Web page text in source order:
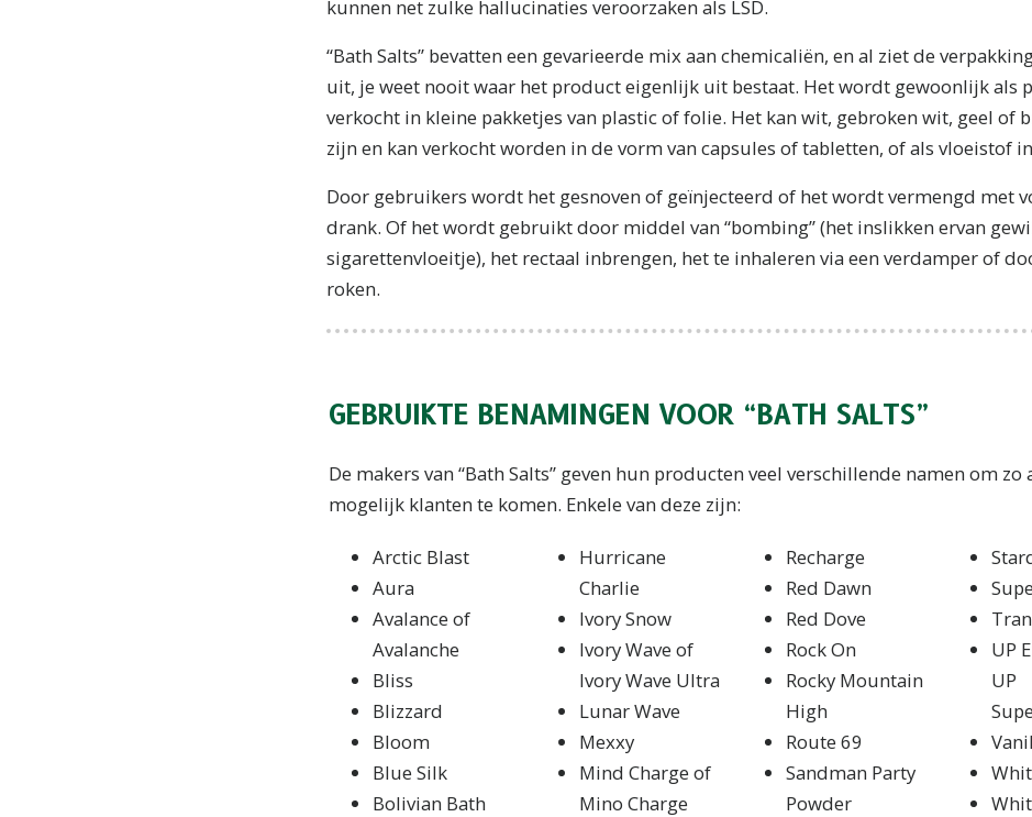
kunnen net zulke hallucinaties veroorzaken als LSD.
“Bath Salts” bevatten een gevarieerde mix aan chemicaliën, en al ziet de
uit, je weet nooit waar het product eigenlijk uit bestaat. Het wordt gewoonlijk als
verkocht in kleine pakketjes van plastic of folie. Het kan wit, gebroken wit, geel of
zijn en kan verkocht worden in de vorm van capsules of tabletten, of als vloeistof
Door gebruikers wordt het gesnoven of geïnjecteerd of het wordt vermengd met
drank. Of het wordt gebruikt door middel van “bombing” (het inslikken ervan
sigarettenvloeitje), het rectaal inbrengen, het te inhaleren via een verdamper of
roken.
GEBRUIKTE BENAMINGEN VOOR “BATH SALTS”
De makers van “Bath Salts” geven hun producten veel verschillende namen om zo
mogelijk klanten te komen. Enkele van deze zijn:
Arctic Blast
Aura
Avalance of
Avalanche
Bliss
Blizzard
Bloom
Blue Silk
Bolivian Bath
Hurricane
Charlie
Ivory Snow
Ivory Wave of
Ivory Wave Ultra
Lunar Wave
Mexxy
Mind Charge of
Mino Charge
Recharge
Red Dawn
Red Dove
Rock On
Rocky Mountain
High
Route 69
Sandman Party
Powder
UP
UP